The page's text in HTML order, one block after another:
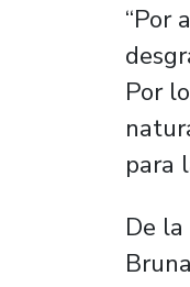
“Por
Por
para
De